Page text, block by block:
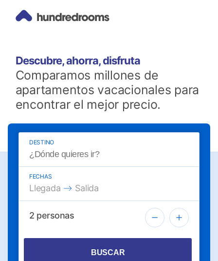
Descubre, ahorra, disfruta
Comparamos millones de
apartamentos vacacionales para
encontrar el mejor precio.
DESTINO
FECHAS
Press the down arrow key to interact with the
Llegada Press the down arrow key to
Salida
2 personas
BUSCAR